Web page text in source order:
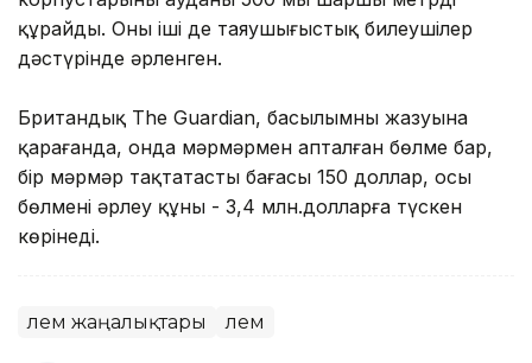
құрайды. Оның іші де таяушығыстық билеушілер
дәстүрінде әрленген.
Британдық The Guardian, басылымның жазуына
қарағанда, онда мәрмәрмен апталған бөлме бар,
бір мәрмәр тақтатастың бағасы 150 доллар, осы
бөлмені әрлеу құны - 3,4 млн.долларға түскен
көрінеді.
Әлем жаңалықтары Әлем